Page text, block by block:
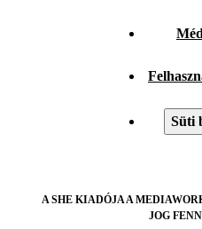
Süti
A SHE KIADÓJA A
JOG